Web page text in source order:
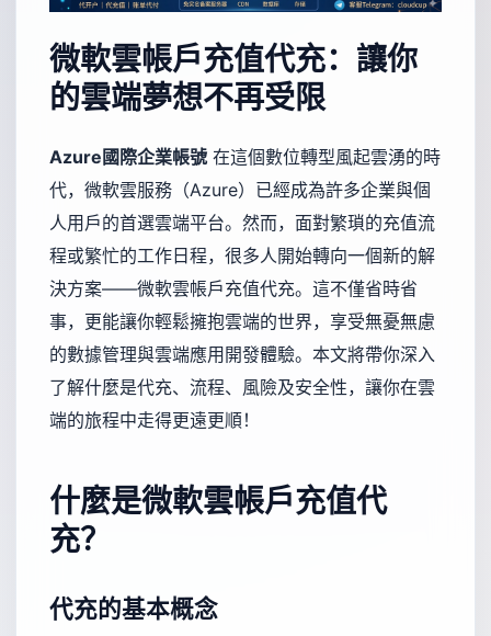
微軟雲帳戶充值代充：讓你
的雲端夢想不再受限
Azure國際企業帳號 在這個數位轉型風起雲湧的時
代，微軟雲服務（Azure）已經成為許多企業與個
人用戶的首選雲端平台。然而，面對繁瑣的充值流
程或繁忙的工作日程，很多人開始轉向一個新的解
決方案——微軟雲帳戶充值代充。這不僅省時省
事，更能讓你輕鬆擁抱雲端的世界，享受無憂無慮
的數據管理與雲端應用開發體驗。本文將帶你深入
了解什麼是代充、流程、風險及安全性，讓你在雲
端的旅程中走得更遠更順！
什麼是微軟雲帳戶充值代
充？
代充的基本概念